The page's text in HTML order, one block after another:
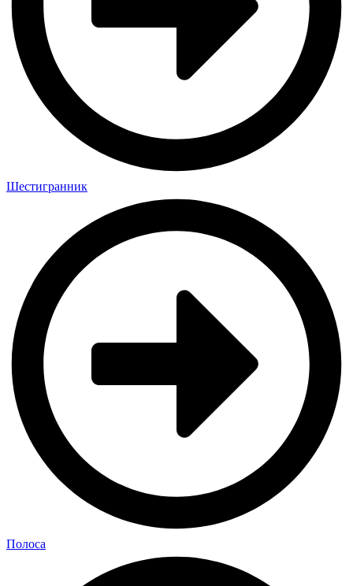
Шестигранник
Полоса